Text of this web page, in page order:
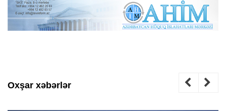
Oxşar xəbərlər